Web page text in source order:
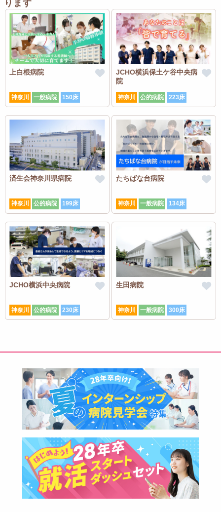
ります
上白根病院
神奈川 一般病院 150床
JCHO横浜保土ケ谷中央病
院
神奈川 公的病院 223床
済生会神奈川県病院
神奈川 公的病院 199床
たちばな台病院
神奈川 一般病院 134床
JCHO横浜中央病院
神奈川 公的病院 230床
生田病院
神奈川 一般病院 300床